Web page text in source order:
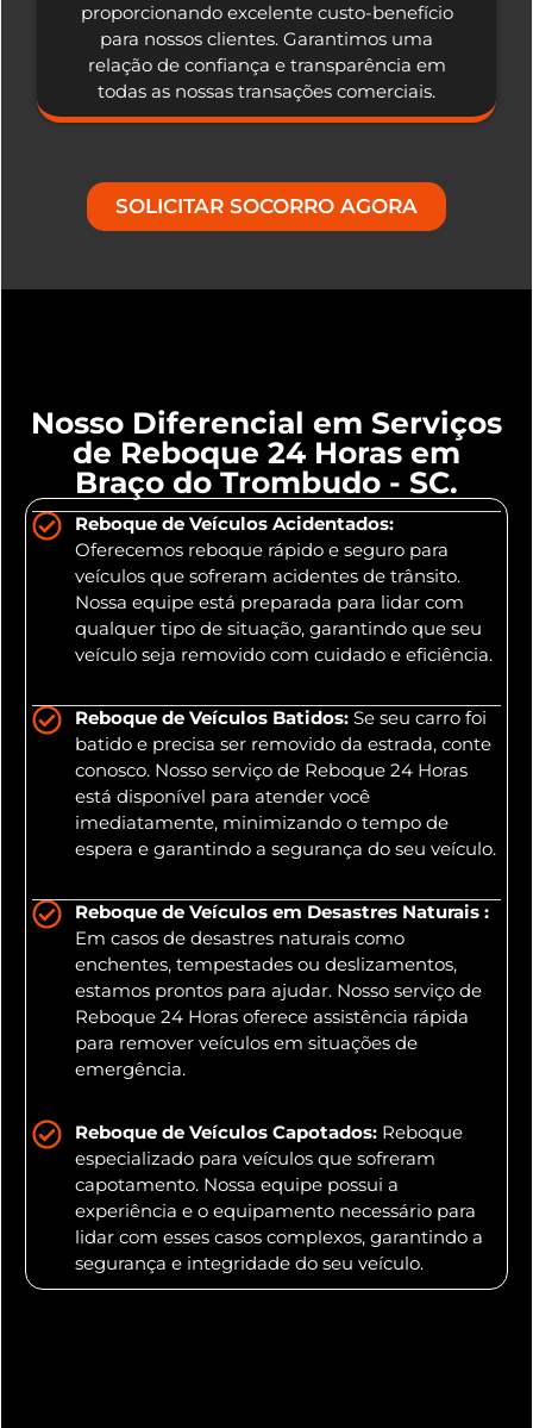
proporcionando excelente custo-benefício
para nossos clientes. Garantimos uma
relação de confiança e transparência em
todas as nossas transações comerciais.
SOLICITAR SOCORRO AGORA
Nosso Diferencial em Serviços
de Reboque 24 Horas em
Braço do Trombudo - SC.
Reboque de Veículos Acidentados:
Oferecemos reboque rápido e seguro para
veículos que sofreram acidentes de trânsito.
Nossa equipe está preparada para lidar com
qualquer tipo de situação, garantindo que seu
veículo seja removido com cuidado e eficiência.
Reboque de Veículos Batidos: Se seu carro foi
batido e precisa ser removido da estrada, conte
conosco. Nosso serviço de Reboque 24 Horas
está disponível para atender você
imediatamente, minimizando o tempo de
espera e garantindo a segurança do seu veículo.
Reboque de Veículos em Desastres Naturais :
Em casos de desastres naturais como
enchentes, tempestades ou deslizamentos,
estamos prontos para ajudar. Nosso serviço de
Reboque 24 Horas oferece assistência rápida
para remover veículos em situações de
emergência.
Reboque de Veículos Capotados: Reboque
especializado para veículos que sofreram
capotamento. Nossa equipe possui a
experiência e o equipamento necessário para
lidar com esses casos complexos, garantindo a
segurança e integridade do seu veículo.